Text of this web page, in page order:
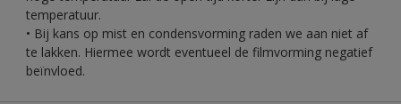
temperatuur.
• Bij kans op mist en condensvorming raden we aan niet af
te lakken. Hiermee wordt eventueel de filmvorming negatief
beïnvloed.